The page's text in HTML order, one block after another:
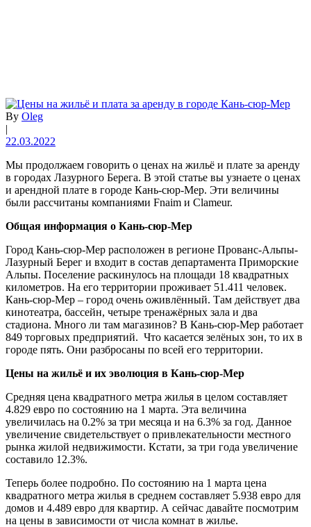
By Oleg
|
22.03.2022
Мы продолжаем говорить о ценах на жильё и плате за аренду
в городах Лазурного Берега. В этой статье вы узнаете о ценах
и арендной плате в городе Кань-сюр-Мер. Эти величины
были рассчитаны компаниями Fnaim и Clameur.
Общая информация о Кань-сюр-Мер
Город Кань-сюр-Мер расположен в регионе Прованс-Альпы-
Лазурный Берег и входит в состав департамента Приморские
Альпы. Поселение раскинулось на площади 18 квадратных
километров. На его территории проживает 51.411 человек.
Кань-сюр-Мер – город очень оживлённый. Там действует два
кинотеатра, бассейн, четыре тренажёрных зала и два
стадиона. Много ли там магазинов? В Кань-сюр-Мер работает
849 торговых предприятий. Что касается зелёных зон, то их в
городе пять. Они разбросаны по всей его территории.
Цены на жильё и их эволюция в Кань-сюр-Мер
Средняя цена квадратного метра жилья в целом составляет
4.829 евро по состоянию на 1 марта. Эта величина
увеличилась на 0.2% за три месяца и на 6.3% за год. Данное
увеличение свидетельствует о привлекательности местного
рынка жилой недвижимости. Кстати, за три года увеличение
составило 12.3%.
Теперь более подробно. По состоянию на 1 марта цена
квадратного метра жилья в среднем составляет 5.938 евро для
домов и 4.489 евро для квартир. А сейчас давайте посмотрим
на цены в зависимости от числа комнат в жилье.